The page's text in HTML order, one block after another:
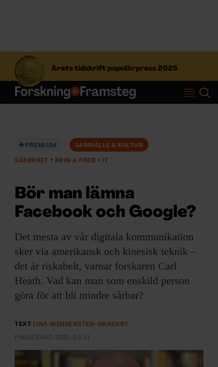
Årets tidskrift populärpress 2025
S
f
t
Prenumerera
ÄMNEN
ARKIV & E-TIDNING
LYSSNA/PODD
EVENEMANG & RESOR
SHOP
KONTAKTA F&F
SKRIV I F&F
PREMIUM SAMHÄLLE & KULTUR
SÄKERHET KRIG & FRED IT
Bör man lämna
Facebook och Google?
Det mesta av vår digitala kommunikation
sker via amerikansk och kinesisk teknik –
det är riskabelt, varnar forskaren Carl
Heath. Vad kan man som enskild person
göra för att bli mindre sårbar?
TEXT LINA WENNERSTEN-GRADERT
PUBLICERAD 2025-03-11